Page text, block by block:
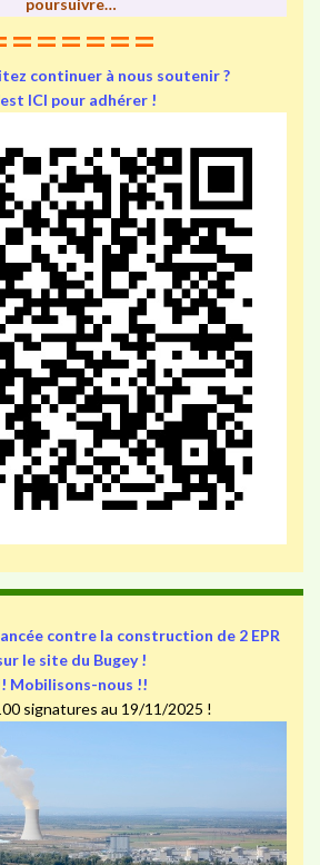
continuer à nous soutenir ?
ICI pour adhérer !
contre la construction de 2 EPR
le site du Bugey !
Mobilisons-nous !!
signatures au 19/11/2025 !